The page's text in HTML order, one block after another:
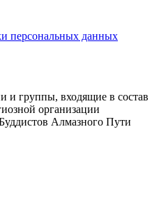
персональных данных
и группы, входящие в состав
организации
Алмазного Пути